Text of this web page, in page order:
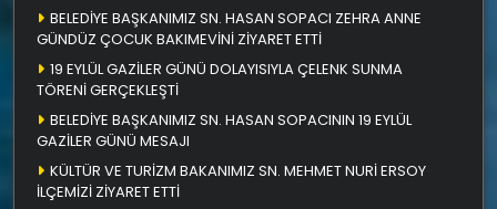
BELEDİYE BAŞKANIMIZ SN. HASAN SOPACI ZEHRA ANNE
GÜNDÜZ ÇOCUK BAKIMEVİNİ ZİYARET ETTİ
19 EYLÜL GAZİLER GÜNÜ DOLAYISIYLA ÇELENK SUNMA
TÖRENİ GERÇEKLEŞTİ
BELEDİYE BAŞKANIMIZ SN. HASAN SOPACININ 19 EYLÜL
GAZİLER GÜNÜ MESAJI
KÜLTÜR VE TURİZM BAKANIMIZ SN. MEHMET NURİ ERSOY
İLÇEMİZİ ZİYARET ETTİ